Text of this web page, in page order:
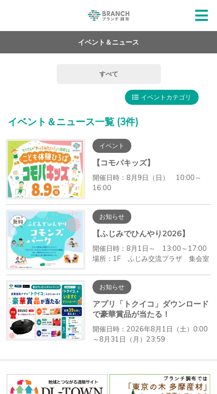
イベント＆ニュース
すべて
イベントカテゴリ
イベント＆ニュース一覧 (3件)
イベント
【コモパキッズ】
開催日時：8月9日（日） 10:00～
16:00
お知らせ
【ふじみでひんやり2026】
開催日時：8月1日～ 13:00～17:00
場所：1F ふじみ交流プラザ 集会室
お知らせ
アプリ「トクイコ」ダウンロード
で豪華賞品が当たる！
開催日時：2026年8月1日（土）0:00
～8月31日（月）23:59